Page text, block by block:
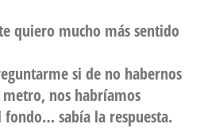
quiero mucho más sentido
si de no habernos
nos habríamos
sabía la respuesta.